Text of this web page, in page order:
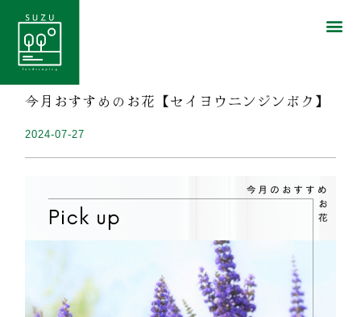
今月おすすめのお花【セイヨウニンジンボク】
2024-07-27